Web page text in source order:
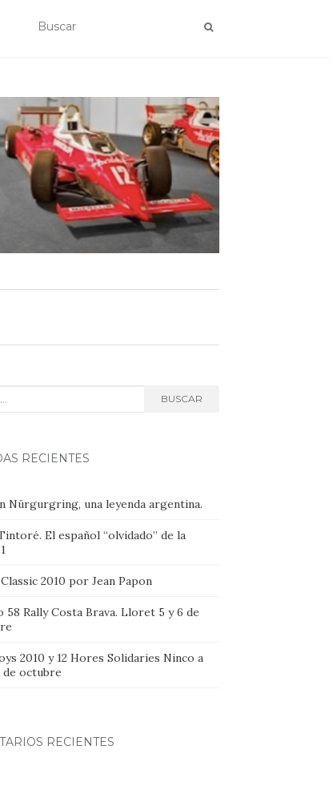
BUSCAR
RECIENTES
Nürgurgring, una leyenda argentina.
El español “olvidado” de la
2010 por Jean Papon
Rally Costa Brava. Lloret 5 y 6 de
2010 y 12 Hores Solidaries Ninco a
de octubre
RECIENTES